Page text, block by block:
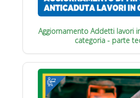
Aggiornamento Addetti lavori
categoria - parte